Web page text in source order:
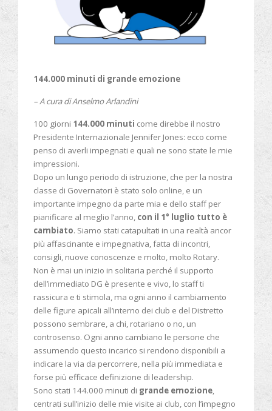
144.000 minuti di grande emozione
– A cura di Anselmo Arlandini
100 giorni 144.000 minuti come direbbe il nostro
Presidente Internazionale Jennifer Jones: ecco come
penso di averli impegnati e quali ne sono state le mie
impressioni.
Dopo un lungo periodo di istruzione, che per la nostra
classe di Governatori è stato solo online, e un
importante impegno da parte mia e dello staff per
pianificare al meglio l’anno, con il 1° luglio tutto è
cambiato. Siamo stati catapultati in una realtà ancor
più affascinante e impegnativa, fatta di incontri,
consigli, nuove conoscenze e molto, molto Rotary.
Non è mai un inizio in solitaria perché il supporto
dell’immediato DG è presente e vivo, lo staff ti
rassicura e ti stimola, ma ogni anno il cambiamento
delle figure apicali all’interno dei club e del Distretto
possono sembrare, a chi, rotariano o no, un
controsenso. Ogni anno cambiano le persone che
assumendo questo incarico si rendono disponibili a
indicare la via da percorrere, nella più immediata e
forse più efficace definizione di leadership.
Sono stati 144.000 minuti di grande emozione,
centrati sull’inizio delle mie visite ai club, con l’impegno